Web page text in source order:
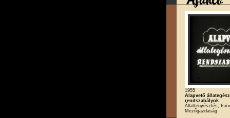
1955
Alapvető
rendszabályok
Állattenyésztés,
Mezőgazdaság